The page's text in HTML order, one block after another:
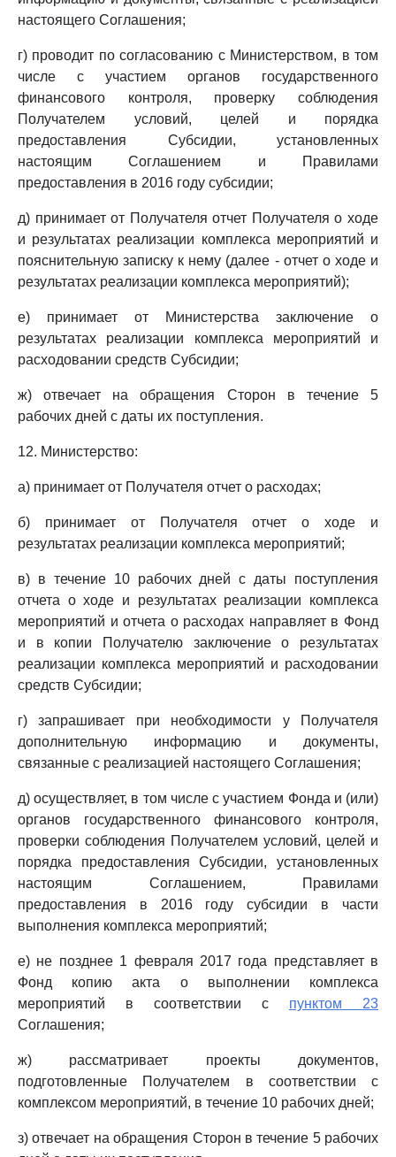
настоящего Соглашения;
г) проводит по согласованию с Министерством, в том
числе с участием органов государственного
финансового контроля, проверку соблюдения
Получателем условий, целей и порядка
предоставления Субсидии, установленных
настоящим Соглашением и Правилами
предоставления в 2016 году субсидии;
д) принимает от Получателя отчет Получателя о ходе
и результатах реализации комплекса мероприятий и
пояснительную записку к нему (далее - отчет о ходе и
результатах реализации комплекса мероприятий);
е) принимает от Министерства заключение о
результатах реализации комплекса мероприятий и
расходовании средств Субсидии;
ж) отвечает на обращения Сторон в течение 5
рабочих дней с даты их поступления.
12. Министерство:
а) принимает от Получателя отчет о расходах;
б) принимает от Получателя отчет о ходе и
результатах реализации комплекса мероприятий;
в) в течение 10 рабочих дней с даты поступления
отчета о ходе и результатах реализации комплекса
мероприятий и отчета о расходах направляет в Фонд
и в копии Получателю заключение о результатах
реализации комплекса мероприятий и расходовании
средств Субсидии;
г) запрашивает при необходимости у Получателя
дополнительную информацию и документы,
связанные с реализацией настоящего Соглашения;
д) осуществляет, в том числе с участием Фонда и (или)
органов государственного финансового контроля,
проверки соблюдения Получателем условий, целей и
порядка предоставления Субсидии, установленных
настоящим Соглашением, Правилами
предоставления в 2016 году субсидии в части
выполнения комплекса мероприятий;
е) не позднее 1 февраля 2017 года представляет в
Фонд копию акта о выполнении комплекса
мероприятий в соответствии с пунктом 23
Соглашения;
ж) рассматривает проекты документов,
подготовленные Получателем в соответствии с
комплексом мероприятий, в течение 10 рабочих дней;
з) отвечает на обращения Сторон в течение 5 рабочих